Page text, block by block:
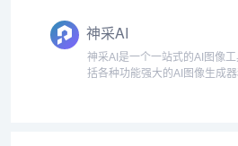
款风...
神采AI
神采AI是一个一站式的AI图像
括各种功能强大的AI图像生成